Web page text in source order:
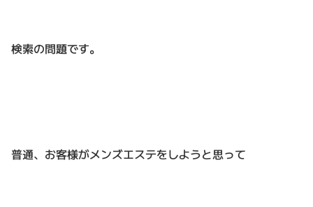
検索の問題です。
普通、お客様がメンズエステをしようと思って